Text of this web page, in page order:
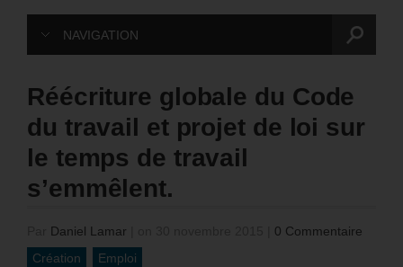
NAVIGATION
Réécriture globale du Code
du travail et projet de loi sur
le temps de travail
s’emmêlent.
Daniel Lamar
0 Commentaire
Création
Emploi